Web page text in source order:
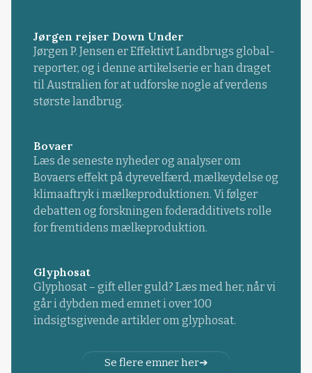
Jørgen rejser Down Under
Jørgen P. Jensen er Effektivt Landbrugs global-
reporter, og i denne artikelserie er han draget
til Australien for at udforske nogle af verdens
største landbrug.
Bovaer
Læs de seneste nyheder og analyser om
Bovaers effekt på dyrevelfærd, mælkeydelse og
klimaaftryk i mælkeproduktionen. Vi følger
debatten og forskningen foderadditivets rolle
for fremtidens mælkeproduktion.
Glyphosat
Glyphosat – gift eller guld? Læs med her, når vi
går i dybden med emnet i over 100
indsigtsgivende artikler om glyphosat.
Se flere emner her